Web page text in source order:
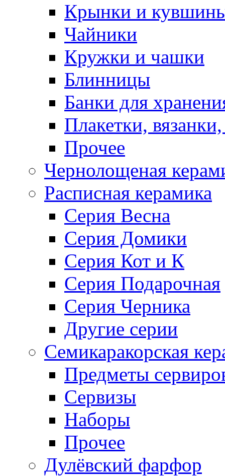
Крынки и
Чайники
Кружки и чашки
Блинницы
Банки для
Плакетки,
Прочее
Чернолощеная
Расписная керамика
Серия Весна
Серия Домики
Серия Кот и К
Серия Подарочная
Серия Черника
Другие серии
Семикаракорская
Предметы
Сервизы
Наборы
Прочее
Дулёвский фарфор